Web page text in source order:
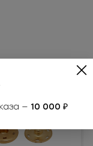
— 10 000 ₽